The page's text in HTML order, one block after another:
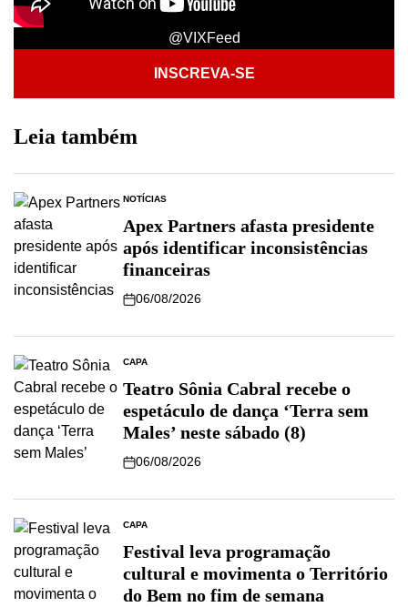
@VIXFeed
INSCREVA-SE
Leia também
NOTÍCIAS
Apex Partners afasta presidente
após identificar inconsistências
financeiras
06/08/2026
CAPA
Teatro Sônia Cabral recebe o
espetáculo de dança ‘Terra sem
Males’ neste sábado (8)
06/08/2026
CAPA
Festival leva programação
cultural e movimenta o Território
do Bem no fim de semana